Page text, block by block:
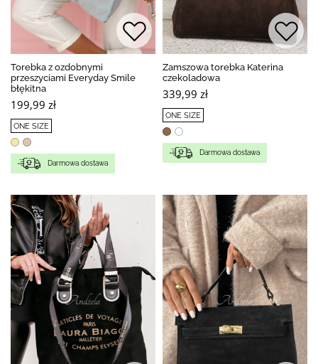
Torebka z ozdobnymi
przeszyciami Everyday Smile
błękitna
199,99 zł
ONE SIZE
Darmowa dostawa
Zamszowa torebka Katerina
czekoladowa
339,99 zł
ONE SIZE
Darmowa dostawa